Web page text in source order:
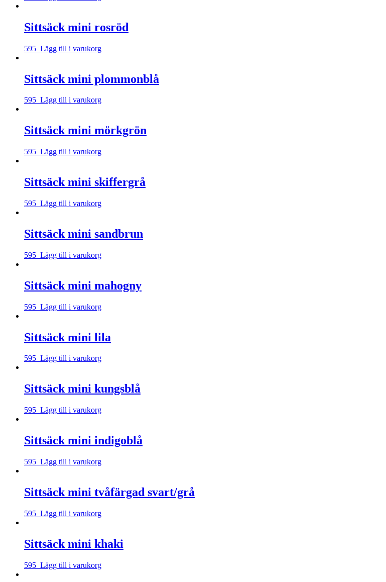
Sittsäck mini rosröd
595 Lägg till i varukorg
Sittsäck mini plommonblå
595 Lägg till i varukorg
Sittsäck mini mörkgrön
595 Lägg till i varukorg
Sittsäck mini skiffergrå
595 Lägg till i varukorg
Sittsäck mini sandbrun
595 Lägg till i varukorg
Sittsäck mini mahogny
595 Lägg till i varukorg
Sittsäck mini lila
595 Lägg till i varukorg
Sittsäck mini kungsblå
595 Lägg till i varukorg
Sittsäck mini indigoblå
595 Lägg till i varukorg
Sittsäck mini tvåfärgad svart/grå
595 Lägg till i varukorg
Sittsäck mini khaki
595 Lägg till i varukorg